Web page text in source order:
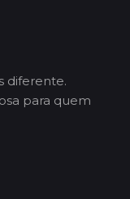
diferente.
para quem